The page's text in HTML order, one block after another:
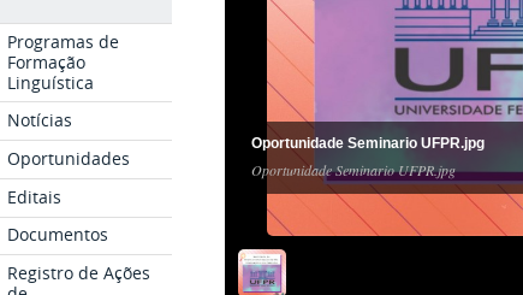
Programas de
Formação
Linguística
Notícias
Oportunidades
Editais
Documentos
Registro de Ações
Oportunidade Seminario UFPR.jpg
Oportunidade Seminario UFPR.jpg